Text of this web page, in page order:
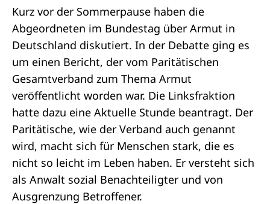
Kurz vor der Sommerpause haben die
Abgeordneten im Bundestag über Armut in
Deutschland diskutiert. In der Debatte ging es
um einen Bericht, der vom Paritätischen
Gesamtverband zum Thema Armut
veröffentlicht worden war. Die Linksfraktion
hatte dazu eine Aktuelle Stunde beantragt. Der
Paritätische, wie der Verband auch genannt
wird, macht sich für Menschen stark, die es
nicht so leicht im Leben haben. Er versteht sich
als Anwalt sozial Benachteiligter und von
Ausgrenzung Betroffener.